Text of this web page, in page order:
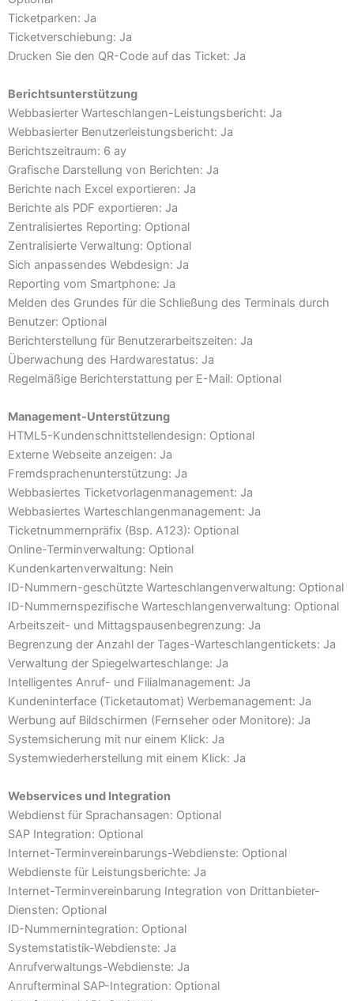
Ticketparken: Ja
Ticketverschiebung: Ja
Drucken Sie den QR-Code auf das Ticket: Ja
Berichtsunterstützung
Webbasierter Warteschlangen-Leistungsbericht: Ja
Webbasierter Benutzerleistungsbericht: Ja
Berichtszeitraum: 6 ay
Grafische Darstellung von Berichten: Ja
Berichte nach Excel exportieren: Ja
Berichte als PDF exportieren: Ja
Zentralisiertes Reporting: Optional
Zentralisierte Verwaltung: Optional
Sich anpassendes Webdesign: Ja
Reporting vom Smartphone: Ja
Melden des Grundes für die Schließung des Terminals durch
Benutzer: Optional
Berichterstellung für Benutzerarbeitszeiten: Ja
Überwachung des Hardwarestatus: Ja
Regelmäßige Berichterstattung per E-Mail: Optional
Management-Unterstützung
HTML5-Kundenschnittstellendesign: Optional
Externe Webseite anzeigen: Ja
Fremdsprachenunterstützung: Ja
Webbasiertes Ticketvorlagenmanagement: Ja
Webbasiertes Warteschlangenmanagement: Ja
Ticketnummernpräfix (Bsp. A123): Optional
Online-Terminverwaltung: Optional
Kundenkartenverwaltung: Nein
ID-Nummern-geschützte Warteschlangenverwaltung: Optional
ID-Nummernspezifische Warteschlangenverwaltung: Optional
Arbeitszeit- und Mittagspausenbegrenzung: Ja
Begrenzung der Anzahl der Tages-Warteschlangentickets: Ja
Verwaltung der Spiegelwarteschlange: Ja
Intelligentes Anruf- und Filialmanagement: Ja
Kundeninterface (Ticketautomat) Werbemanagement: Ja
Werbung auf Bildschirmen (Fernseher oder Monitore): Ja
Systemsicherung mit nur einem Klick: Ja
Systemwiederherstellung mit einem Klick: Ja
Webservices und Integration
Webdienst für Sprachansagen: Optional
SAP Integration: Optional
Internet-Terminvereinbarungs-Webdienste: Optional
Webdienste für Leistungsberichte: Ja
Internet-Terminvereinbarung Integration von Drittanbieter-
Diensten: Optional
ID-Nummernintegration: Optional
Systemstatistik-Webdienste: Ja
Anrufverwaltungs-Webdienste: Ja
Anrufterminal SAP-Integration: Optional